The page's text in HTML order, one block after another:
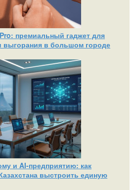
премиальный гаджет для
выгорания в большом городе
и AI‑предприятию: как
выстроить единую